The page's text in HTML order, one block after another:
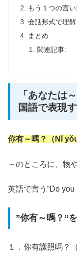
もう１つの言
会話形式で理解
まとめ
関連記事:
「あなたは
国語で表現
你有～嗎？（Nǐ
～のところに、物
英語で言う”Do you
”你有～嗎？”
１．你有護照嗎？